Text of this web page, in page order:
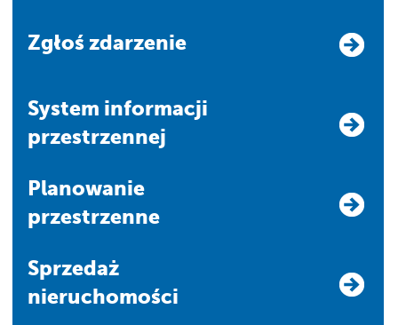
Zgłoś zdarzenie
system informacji
przestrzennej
Planowanie
przestrzenne
Sprzedaż
nieruchomości